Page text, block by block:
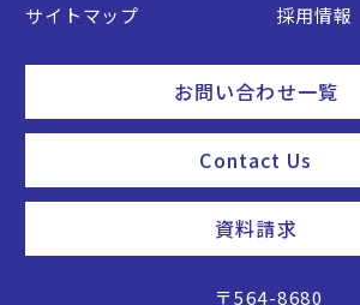
サイトマップ
採用情報
お問い合わせ一覧
Contact Us
資料請求
〒564-8680